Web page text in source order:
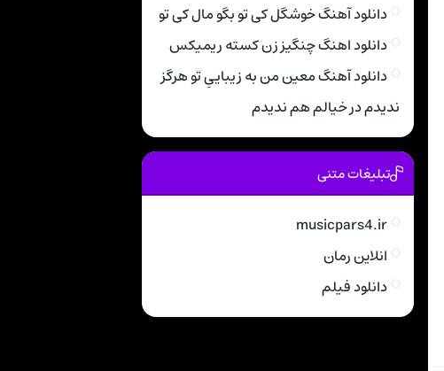
دانلود آهنگ خوشگل کی تو بگو مال کی تو
دانلود اهنگ چنگیز زن کسته ریمیکس
دانلود آهنگ معین من به زیباییِ تو هرگز
ندیدم در خیالم هم ندیدم
تبلیغات متنی
musicpars4.ir
انلاین رمان
دانلود فیلم